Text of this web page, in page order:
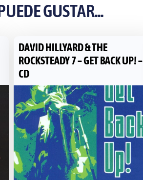
GUSTAR...
DAVID HILLYARD & THE
ROCKSTEADY 7 – GET BACK UP! –
CD